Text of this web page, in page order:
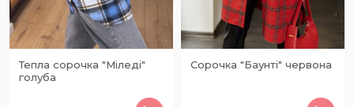
Тепла сорочка "Міледі"
голуба
Сорочка "Баунті" червона